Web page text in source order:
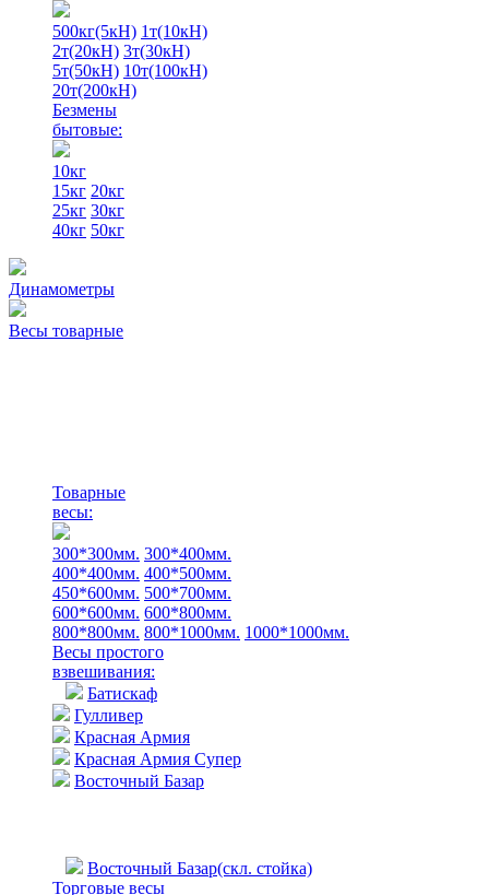
500кг(5кН) 1т(10кН)
2т(20кН) 3т(30кН)
5т(50кН) 10т(100кН)
20т(200кН)
Безмены
бытовые:
10кг
15кг 20кг
25кг 30кг
40кг 50кг
Динамометры
Весы товарные
Товарные
весы:
300*300мм. 300*400мм.
400*400мм. 400*500мм.
450*600мм. 500*700мм.
600*600мм. 600*800мм.
800*800мм. 800*1000мм. 1000*1000мм.
Весы простого
взвешивания:
Батискаф
Гулливер
Красная Армия
Красная Армия Супер
Восточный Базар
Восточный Базар(скл. стойка)
Торговые весы